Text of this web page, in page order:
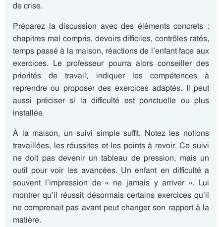
de crise.
Préparez la discussion avec des éléments concrets :
chapitres mal compris, devoirs difficiles, contrôles ratés,
temps passé à la maison, réactions de l’enfant face aux
exercices. Le professeur pourra alors conseiller des
priorités de travail, indiquer les compétences à
reprendre ou proposer des exercices adaptés. Il peut
aussi préciser si la difficulté est ponctuelle ou plus
installée.
À la maison, un suivi simple suffit. Notez les notions
travaillées, les réussites et les points à revoir. Ce suivi
ne doit pas devenir un tableau de pression, mais un
outil pour voir les avancées. Un enfant en difficulté a
souvent l’impression de « ne jamais y arriver ». Lui
montrer qu’il réussit désormais certains exercices qu’il
ne comprenait pas avant peut changer son rapport à la
matière.